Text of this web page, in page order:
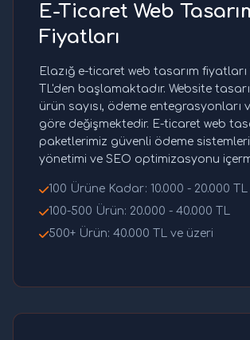
E-Ticaret Web
Fiyatları
Elazığ e-ticaret web tasarım fiyatları
TL'den başlamaktadır. Website
ürün sayısı, ödeme entegrasyonları
göre değişmektedir. E-ticaret web
paketlerimiz güvenli ödeme
yönetimi ve SEO optimizasyonu
100 Ürüne Kadar: 10.000 - 20.000 TL
100-500 Ürün: 20.000 - 40.000 TL
500+ Ürün: 40.000 TL ve üzeri